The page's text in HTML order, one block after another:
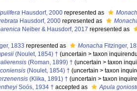
Hausdorf, 2000represented as
Hausdorf, 2000represented as
Neiber & Hausdorf, 2017 represented as
1833 represented as Monacha Fitzinger,
(Noulet, 1854) † (uncertain > taxon
(Roman, 1899) † (uncertain > taxon
(Noulet, 1854) † (uncertain > taxon
(Klika, 1891) † (uncertain > taxon
Soós, 1934 † accepted as Apula